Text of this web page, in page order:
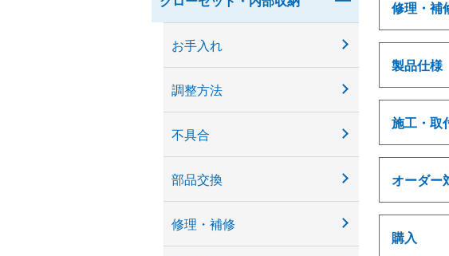
お手入れ
調整方法
不具合
部品交換
修理・補修
修理・補
製品仕様
施工・取
オーダー
購入